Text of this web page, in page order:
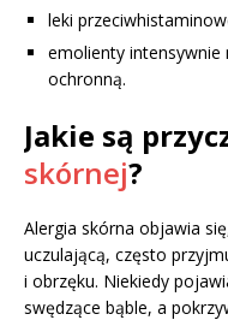
leki
emolienty intensywnie
ochronną.
Jakie są
skórnej?
Alergia skórna objawia
uczulającą, często
i obrzęku. Niekiedy
swędzące bąble, a